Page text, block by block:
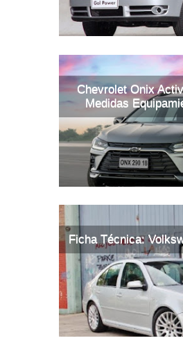
Chevrolet Onix
Medidas
Ficha Técnica: